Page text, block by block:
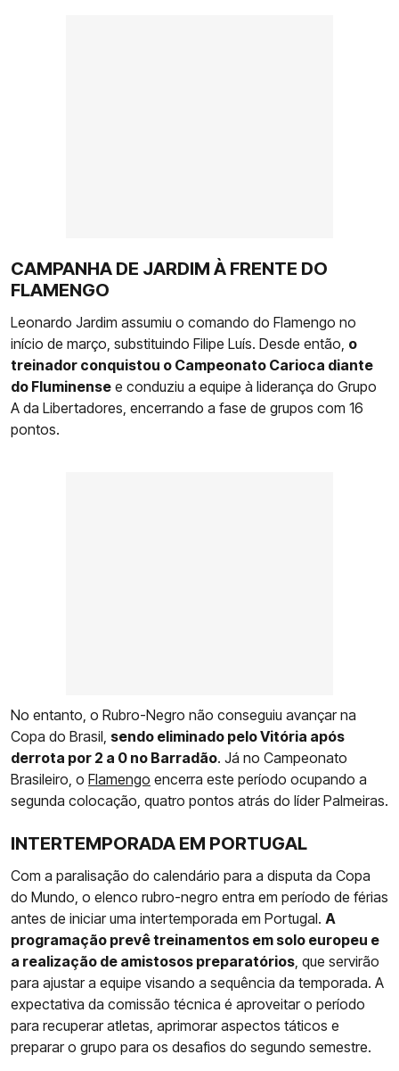
CAMPANHA DE JARDIM À FRENTE DO
FLAMENGO
Leonardo Jardim assumiu o comando do Flamengo no
início de março, substituindo Filipe Luís. Desde então, o
treinador conquistou o Campeonato Carioca diante
do Fluminense e conduziu a equipe à liderança do Grupo
A da Libertadores, encerrando a fase de grupos com 16
pontos.
No entanto, o Rubro-Negro não conseguiu avançar na
Copa do Brasil, sendo eliminado pelo Vitória após
derrota por 2 a 0 no Barradão. Já no Campeonato
Brasileiro, o Flamengo encerra este período ocupando a
segunda colocação, quatro pontos atrás do líder Palmeiras.
INTERTEMPORADA EM PORTUGAL
Com a paralisação do calendário para a disputa da Copa
do Mundo, o elenco rubro-negro entra em período de férias
antes de iniciar uma intertemporada em Portugal. A
programação prevê treinamentos em solo europeu e
a realização de amistosos preparatórios , que servirão
para ajustar a equipe visando a sequência da temporada. A
expectativa da comissão técnica é aproveitar o período
para recuperar atletas, aprimorar aspectos táticos e
preparar o grupo para os desafios do segundo semestre.